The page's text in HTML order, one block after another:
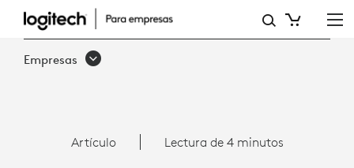
TENDENCIAS
LABORAL
Empresas
Artículo Lectura de 4 minutos